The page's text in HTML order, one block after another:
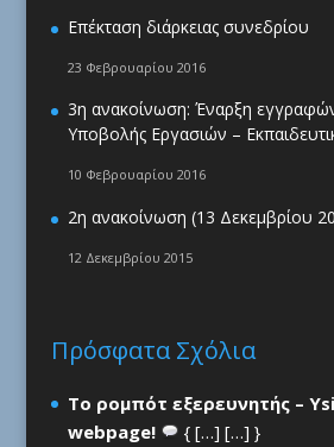
Επέκταση διάρκειας συνεδρίου
23 Φεβρουαρίου 2016
3η ανακοίνωση: Έναρξη
Υποβολής Εργασιών –
10 Φεβρουαρίου 2016
2η ανακοίνωση (13 Δεκεμβρίου
12 Δεκεμβρίου 2015
Πρόσφατα Σχόλια
Το ρομπότ εξερευνητής –
webpage!
{ […] […] }